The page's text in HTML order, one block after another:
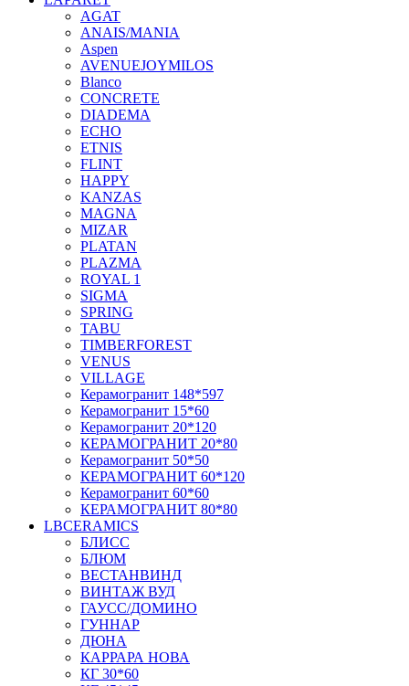
AGAT
ANAIS/MANIA
Aspen
AVENUEJOYMILOS
Blanco
CONCRETE
DIADEMA
ECHO
ETNIS
FLINT
HAPPY
KANZAS
MAGNA
MIZAR
PLATAN
PLAZMA
ROYAL 1
SIGMA
SPRING
TABU
TIMBERFOREST
VENUS
VILLAGE
Керамогранит 148*597
Керамогранит 15*60
Керамогранит 20*120
КЕРАМОГРАНИТ 20*80
Керамогранит 50*50
КЕРАМОГРАНИТ 60*120
Керамогранит 60*60
КЕРАМОГРАНИТ 80*80
LBCERAMICS
БЛИСС
БЛЮМ
ВЕСТАНВИНД
ВИНТАЖ ВУД
ГАУСС/ДОМИНО
ГУННАР
ДЮНА
КАРРАРА НОВА
КГ 30*60